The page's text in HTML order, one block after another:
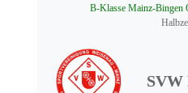
B-Klasse Mainz-Bingen